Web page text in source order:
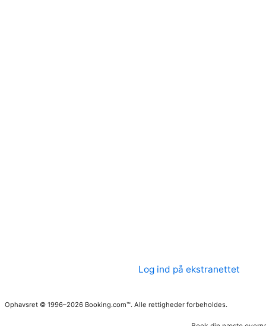
Log ind på ekstranettet
Ophavsret © 1996–2026 Booking.com™. Alle rettigheder forbeholdes.